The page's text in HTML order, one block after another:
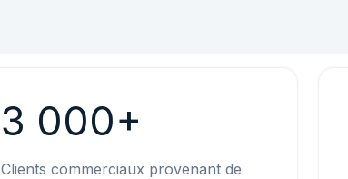
3 000+
Clients commerciaux provenant de